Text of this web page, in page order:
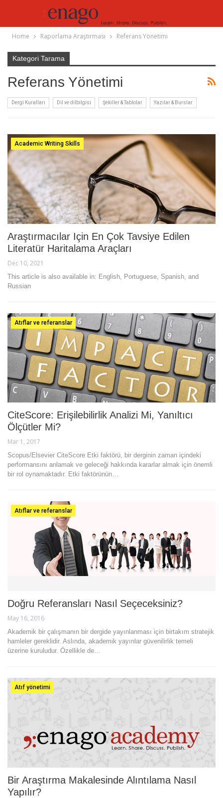
Home Raporlama Araştırması Referans Yönetimi
Kategori Tarama
Referans Yönetimi
Dergi Kuralları Dil ve dilbilgisi Şekiller & Tablolar Yazılar & Burslar
Academic Writing Skills
Araştırmacılar Için En Çok Tavsiye Edilen
Literatür Haritalama Araçları
Dec 10, 2021
This article is also available in: English, Portuguese, Spanish, and
Russian
Atıflar ve referanslar
CiteScore: Erişilebilirlik Analizi Mi, Yanıltıcı
Ölçütler Mi?
Mar 1, 2017
Scopus/Elsevier CiteScore Etki faktörü, bir derginin zaman içindeki
performansını anlamak ve geleceği hakkında kararlar almak için önemli
bir rol oynamaktadır. Etki faktörünün…
Atıflar ve referanslar
Doğru Referansları Nasıl Seçeceksiniz?
May 16, 2016
Akademik bir çalışmanın bir dergide yayınlanması için birtakım stratejik
hamleler gereklidir. Aslında, akademik yayınlar güvenilirlik temeli
üzerine kuruludur. Özellikle de…
Atıf yönetimi
Bir Araştırma Makalesinde Alıntılama Nasıl
Yapılır?